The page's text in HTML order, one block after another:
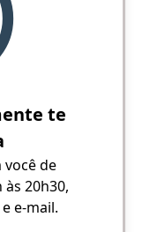
te
você de
às 20h30,
e-mail.